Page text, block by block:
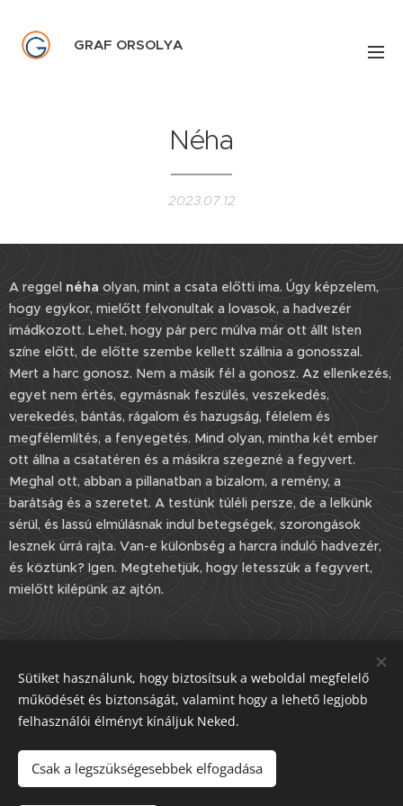
GRAF ORSOLYA
Néha
2023.07.12
A reggel néha olyan, mint a csata előtti ima. Úgy képzelem,
hogy egykor, mielőtt felvonultak a lovasok, a hadvezér
imádkozott. Lehet, hogy pár perc múlva már ott állt Isten
színe előtt, de előtte szembe kellett szállnia a gonosszal.
Mert a harc gonosz. Nem a másik fél a gonosz. Az ellenkezés,
egyet nem értés, egymásnak feszülés, veszekedés,
verekedés, bántás, rágalom és hazugság, félelem és
megfélemlítés, a fenyegetés. Mind olyan, mintha két ember
ott állna a csatatéren és a másikra szegezné a fegyvert.
Meghal ott, abban a pillanatban a bizalom, a remény, a
barátság és a szeretet. A testünk túléli persze, de a lelkünk
sérül, és lassú elmúlásnak indul betegségek, szorongások
lesznek úrrá rajta. Van-e különbség a harcra induló hadvezér,
és köztünk? Igen. Megtehetjük, hogy letesszük a fegyvert,
mielőtt kilépünk az ajtón.
Sütiket használunk, hogy biztosítsuk a weboldal megfelelő
működését és biztonságát, valamint hogy a lehető legjobb
felhasználói élményt kínáljuk Neked.
Csak a legszükségesebbek elfogadása